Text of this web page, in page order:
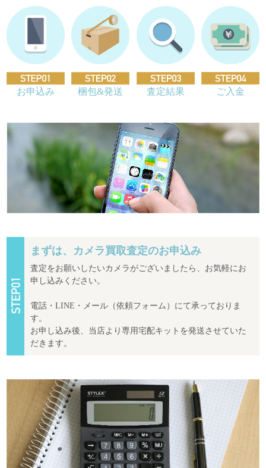
お申込み 梱包&発送 査定結果 ご入金
まずは、カメラ買取査定のお申込み
査定をお願いしたいカメラがございましたら、お気軽にお
申し込みください。
電話・LINE・メール（依頼フォーム）にて承っておりま
す。
お申し込み後、当店より専用宅配キットを発送させていた
だきます。